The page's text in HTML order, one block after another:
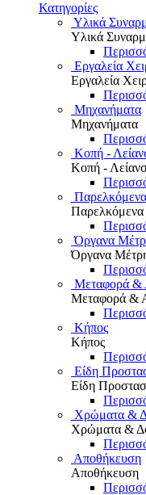
Κατηγορίες
Υλικά
Υλικά
Εργαλεία
Εργαλεία
Μηχανήματα
Μηχανήματα
Κοπή -
Κοπή -
Παρελκόμενα
Παρελκόμενα
Όργανα
Όργανα
Μεταφορά
Μεταφορά &
Κήπος
Κήπος
Είδη
Είδη
Χρώματα &
Χρώματα &
Αποθήκευση
Αποθήκευση